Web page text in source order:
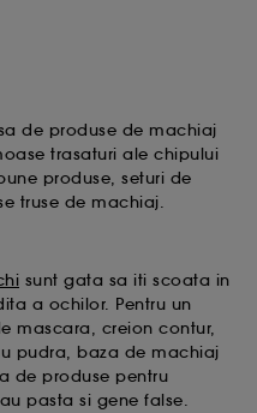
de produse de machiaj
trasaturi ale chipului
produse, seturi de
truse de machiaj.
sunt gata sa iti scoata in
a ochilor. Pentru un
mascara, creion contur,
pudra, baza de machiaj
de produse pentru
pasta si gene false.